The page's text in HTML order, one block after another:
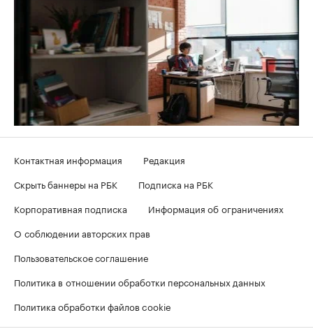
Контактная информация
Редакция
Скрыть баннеры на РБК
Подписка на РБК
Корпоративная подписка
Информация об ограничениях
О соблюдении авторских прав
Пользовательское соглашение
Политика в отношении обработки персональных данных
Политика обработки файлов cookie